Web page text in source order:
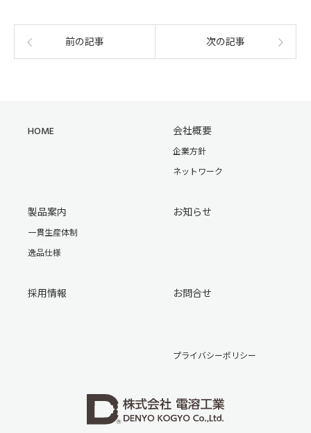
前の記事 次の記事
HOME 会社概要
企業方針
ネットワーク
製品案内
一貫生産体制
逸品仕様
お知らせ
採用情報 お問合せ
プライバシーポリシー